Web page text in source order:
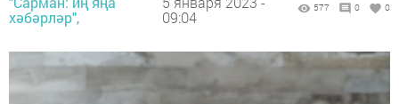
хәбәрләр",
09:04
577 0 0